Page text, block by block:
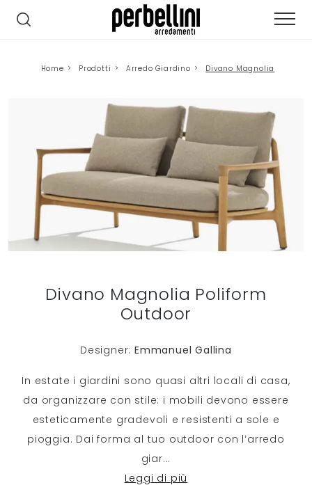
Home > Prodotti > Arredo Giardino > Divano Magnolia
Divano Magnolia Poliform
Outdoor
Designer:Emmanuel Gallina
In estate i giardini sono quasi altri locali di casa,
da organizzare con stile: i mobili devono essere
esteticamente gradevoli e resistenti a sole e
pioggia. Dai forma al tuo outdoor con l’arredo
giar...
Leggi di più